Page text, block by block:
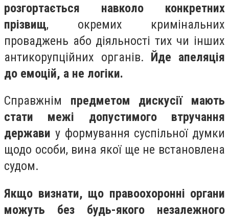
розгортається навколо конкретних
прізвищ, окремих кримінальних
проваджень або діяльності тих чи інших
антикорупційних органів. Йде апеляція
до емоцій, а не логіки.
Справжнім предметом дискусії мають
стати межі допустимого втручання
держави у формування суспільної думки
щодо особи, вина якої ще не встановлена
судом.
Якщо визнати, що правоохоронні органи
можуть без будь-якого незалежного